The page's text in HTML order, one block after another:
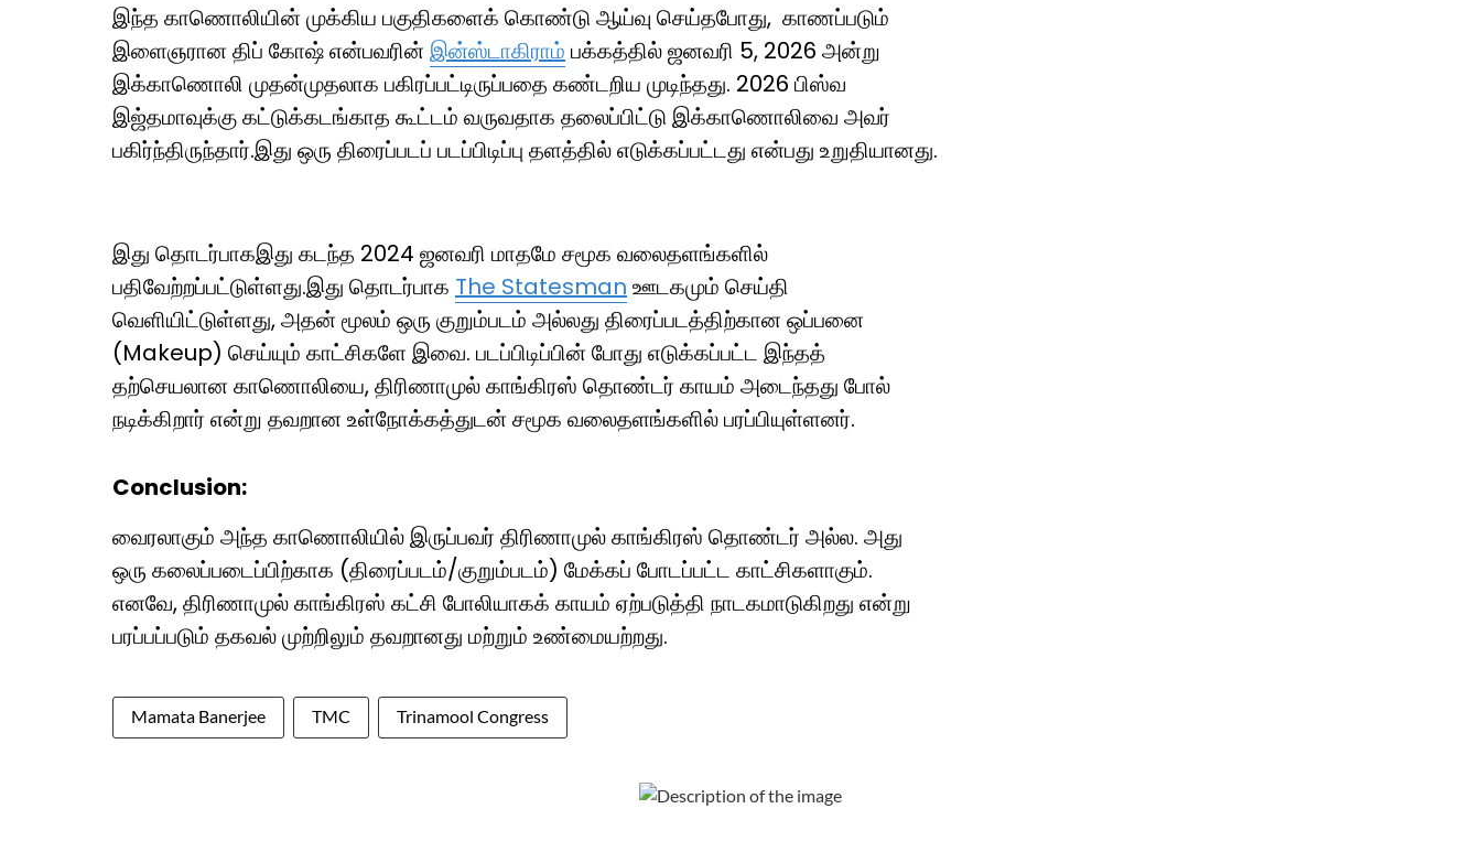
இந்த காணொலியின் முக்கிய பகுதிகளைக் கொண்டு ஆய்வு செய்தபோது, காணப்படும்
இளைஞரான திப் கோஷ் என்பவரின்இன்ஸ்டாகிராம் பக்கத்தில் ஜனவரி 5, 2026 அன்று
இக்காணொலி முதன்முதலாக பகிரப்பட்டிருப்பதை கண்டறிய முடிந்தது. 2026 பிஸ்வ
இஜ்தமாவுக்கு கட்டுக்கடங்காத கூட்டம் வருவதாக தலைப்பிட்டு இக்காணொலிவை அவர்
பகிர்ந்திருந்தார்.இது ஒரு திரைப்படப் படப்பிடிப்பு தளத்தில் எடுக்கப்பட்டது என்பது உறுதியானது.
இது தொடர்பாகஇது கடந்த 2024 ஜனவரி மாதமே சமூக வலைதளங்களில்
பதிவேற்றப்பட்டுள்ளது.இது தொடர்பாக The Statesman ஊடகமும் செய்தி
வெளியிட்டுள்ளது, அதன் மூலம் ஒரு குறும்படம் அல்லது திரைப்படத்திற்கான ஒப்பனை
(Makeup) செய்யும் காட்சிகளே இவை. படப்பிடிப்பின் போது எடுக்கப்பட்ட இந்தத்
தற்செயலான காணொலியை, திரிணாமுல் காங்கிரஸ் தொண்டர் காயம் அடைந்தது போல்
நடிக்கிறார் என்று தவறான உள்நோக்கத்துடன் சமூக வலைதளங்களில் பரப்பியுள்ளனர்.
Conclusion:
வைரலாகும் அந்த காணொலியில் இருப்பவர் திரிணாமுல் காங்கிரஸ் தொண்டர் அல்ல. அது
ஒரு கலைப்படைப்பிற்காக (திரைப்படம்/குறும்படம்) மேக்கப் போடப்பட்ட காட்சிகளாகும்.
எனவே, திரிணாமுல் காங்கிரஸ் கட்சி போலியாகக் காயம் ஏற்படுத்தி நாடகமாடுகிறது என்று
பரப்பப்படும் தகவல் முற்றிலும் தவறானது மற்றும் உண்மையற்றது.
Mamata Banerjee TMC Trinamool Congress